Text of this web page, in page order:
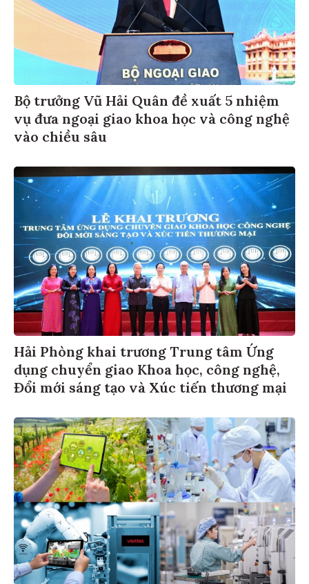
Bộ trưởng Vũ Hải Quân đề xuất 5 nhiệm
vụ đưa ngoại giao khoa học và công nghệ
vào chiều sâu
Hải Phòng khai trương Trung tâm Ứng
dụng chuyển giao Khoa học, công nghệ,
Đổi mới sáng tạo và Xúc tiến thương mại